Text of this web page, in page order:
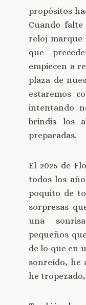
propósitos
Cuando
reloj marque
que
empiecen a
plaza de
estaremos
intentando
brindis los
preparadas.
El 2025 de
todos los
poquito de
sorpresas
una
pequeños
de lo que en
sonreído, he
he